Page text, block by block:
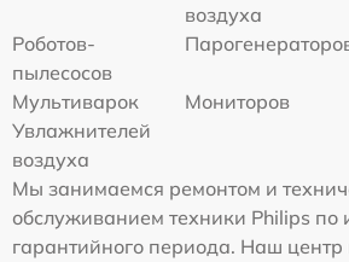
воздуха
Роботов-
пылесосов
Мультиварок
Мониторов
Увлажнителей
воздуха
Мы занимаемся ремонтом и
обслуживанием техники Philips по
гарантийного периода. Наш центр